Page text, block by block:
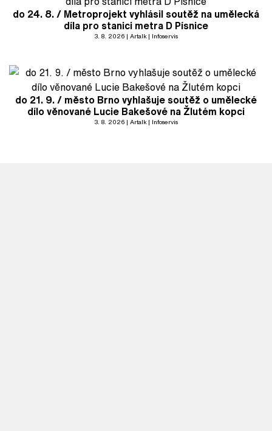
do 24. 8. / Metroprojekt vyhlásil soutěž na umělecká
díla pro stanici metra D Písnice
3. 8. 2026 Artalk Infoservis
do 21. 9. / město Brno vyhlašuje soutěž o umělecké
dílo věnované Lucie Bakešové na Žlutém kopci
3. 8. 2026 Artalk Infoservis